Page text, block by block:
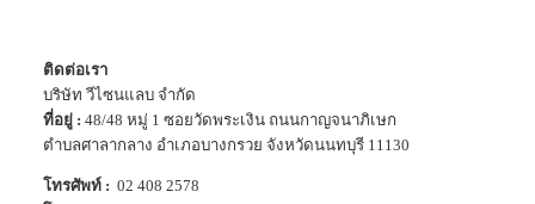
ติดต่อเรา
บริษัท วีไซนแลบ จำกัด
ที่อยู่ : 48/48 หมู่ 1 ซอยวัดพระเงิน ถนนกาญจนาภิเษก
ตำบลศาลากลาง อำเภอบางกรวย จังหวัดนนทบุรี 11130
โทรศัพท์ : 02 408 2578